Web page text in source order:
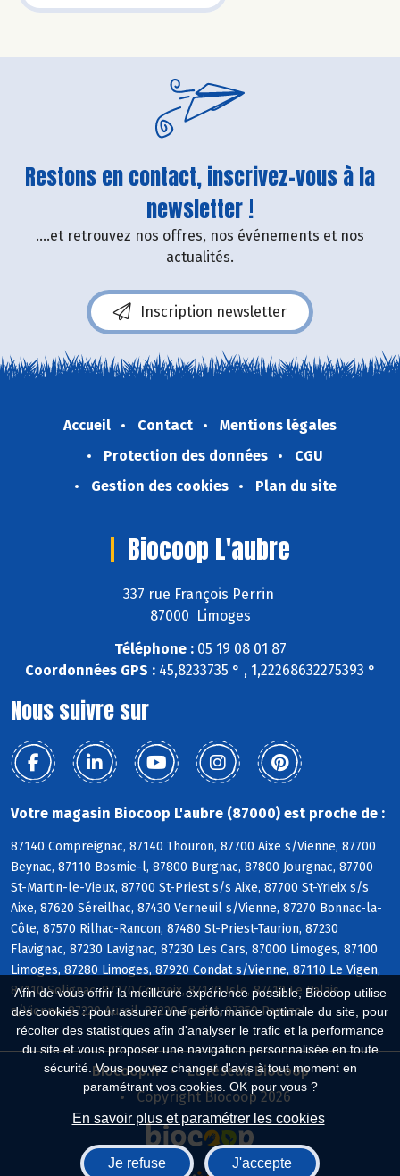
Afin de vous offrir la meilleure expérience possible, Biocoop utilise
des cookies : pour assurer une performance optimale du site, pour
récolter des statistiques afin d'analyser le trafic et la performance
du site et vous proposer une navigation personnalisée en toute
sécurité. Vous pouvez changer d'avis à tout moment en
paramétrant vos cookies. OK pour vous ?
En savoir plus et paramétrer les cookies
Je refuse J'accepte
Restons en contact, inscrivez-vous à la
newsletter !
....et retrouvez nos offres, nos événements et nos
actualités.
Inscription newsletter
Accueil Contact
Mentions légales
Protection des données
CGU
Gestion des cookies
Plan du site
Biocoop L'aubre
337 rue François Perrin
87000 Limoges
Téléphone :05 19 08 01 87
Coordonnées GPS :45,8233735 ° , 1,22268632275393 °
Nous suivre sur
Votre magasin Biocoop L'aubre (87000) est proche de :
87140 Compreignac, 87140 Thouron, 87700 Aixe s/Vienne, 87700
Beynac, 87110 Bosmie-l, 87800 Burgnac, 87800 Jourgnac, 87700
St-Martin-le-Vieux, 87700 St-Priest s/s Aixe, 87700 St-Yrieix s/s
Aixe, 87620 Séreilhac, 87430 Verneuil s/Vienne, 87270 Bonnac-la-
Côte, 87570 Rilhac-Rancon, 87480 St-Priest-Taurion, 87230
Flavignac, 87230 Lavignac, 87230 Les Cars, 87000 Limoges, 87100
Limoges, 87280 Limoges, 87920 Condat s/Vienne, 87110 Le Vigen,
87110 Solignac, 87270 Couzeix, 87170 Isle, 87410 Le Palais
s/Vienne, 87220 Aureil, 87220 Feytiat, 87350 Panazol
Biocoop.fr
Le réseau Biocoop
Copyright Biocoop 2026